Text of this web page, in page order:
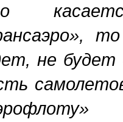
не будет